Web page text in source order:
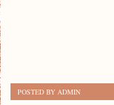
I
POSTED BY ADMIN